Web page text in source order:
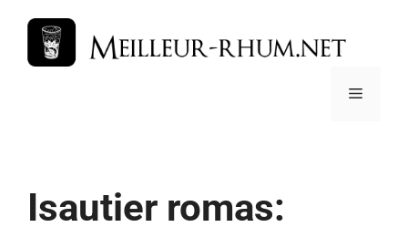
turinio
Meniu
Isautier romas: